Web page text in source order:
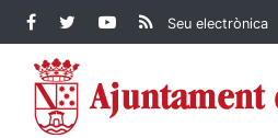
Contingut principal
Facebook Ajuntament de
Dénia
Twitter Ajuntament de
Dénia
YouTube
de Dénia
RSS Actualitat
Ajuntament
Seu electrònica